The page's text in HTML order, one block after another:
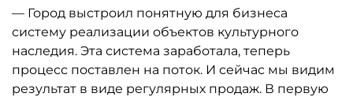
— Город выстроил понятную для бизнеса
систему реализации объектов культурного
наследия. Эта система заработала, теперь
процесс поставлен на поток. И сейчас мы видим
результат в виде регулярных продаж. В первую